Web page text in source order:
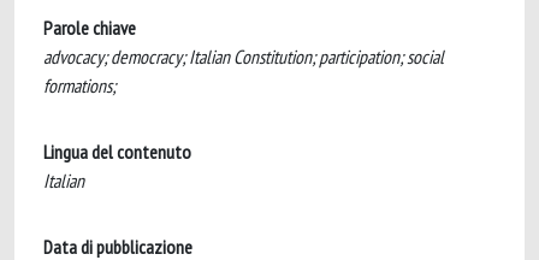
Parole chiave
advocacy; democracy; Italian Constitution; participation; social
formations;
Lingua del contenuto
Italian
Data di pubblicazione